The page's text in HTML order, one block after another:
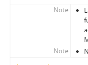
Note
Note